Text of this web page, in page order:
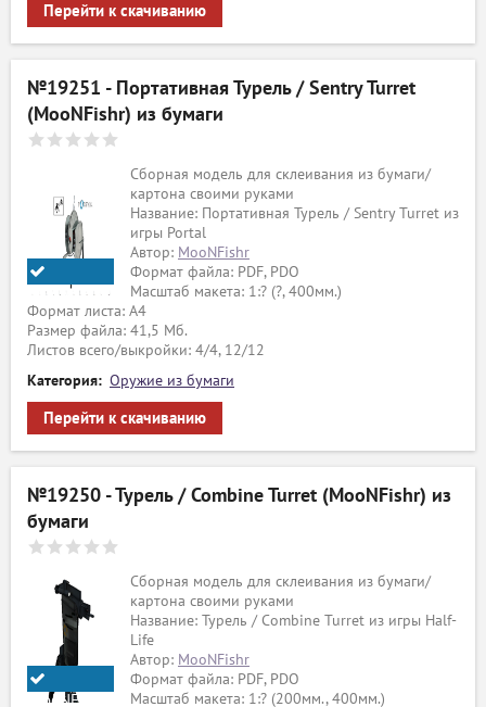
Перейти к скачиванию
№19251 - Портативная Турель / Sentry Turret
(MooNFishr) из бумаги
MooNFishr
Сборная модель для склеивания из бумаги/
картона своими руками
Название: Портативная Турель / Sentry Turret из
игры Portal
Автор: MooNFishr
Формат файла: PDF, PDO
Масштаб макета: 1:? (?, 400мм.)
Формат листа: А4
Размер файла: 41,5 Мб.
Листов всего/выкройки: 4/4, 12/12
Категория: Оружие из бумаги
Перейти к скачиванию
№19250 - Турель / Combine Turret (MooNFishr) из
бумаги
MooNFishr
Сборная модель для склеивания из бумаги/
картона своими руками
Название: Турель / Combine Turret из игры Half-
Life
Автор: MooNFishr
Формат файла: PDF, PDO
Масштаб макета: 1:? (200мм., 400мм.)